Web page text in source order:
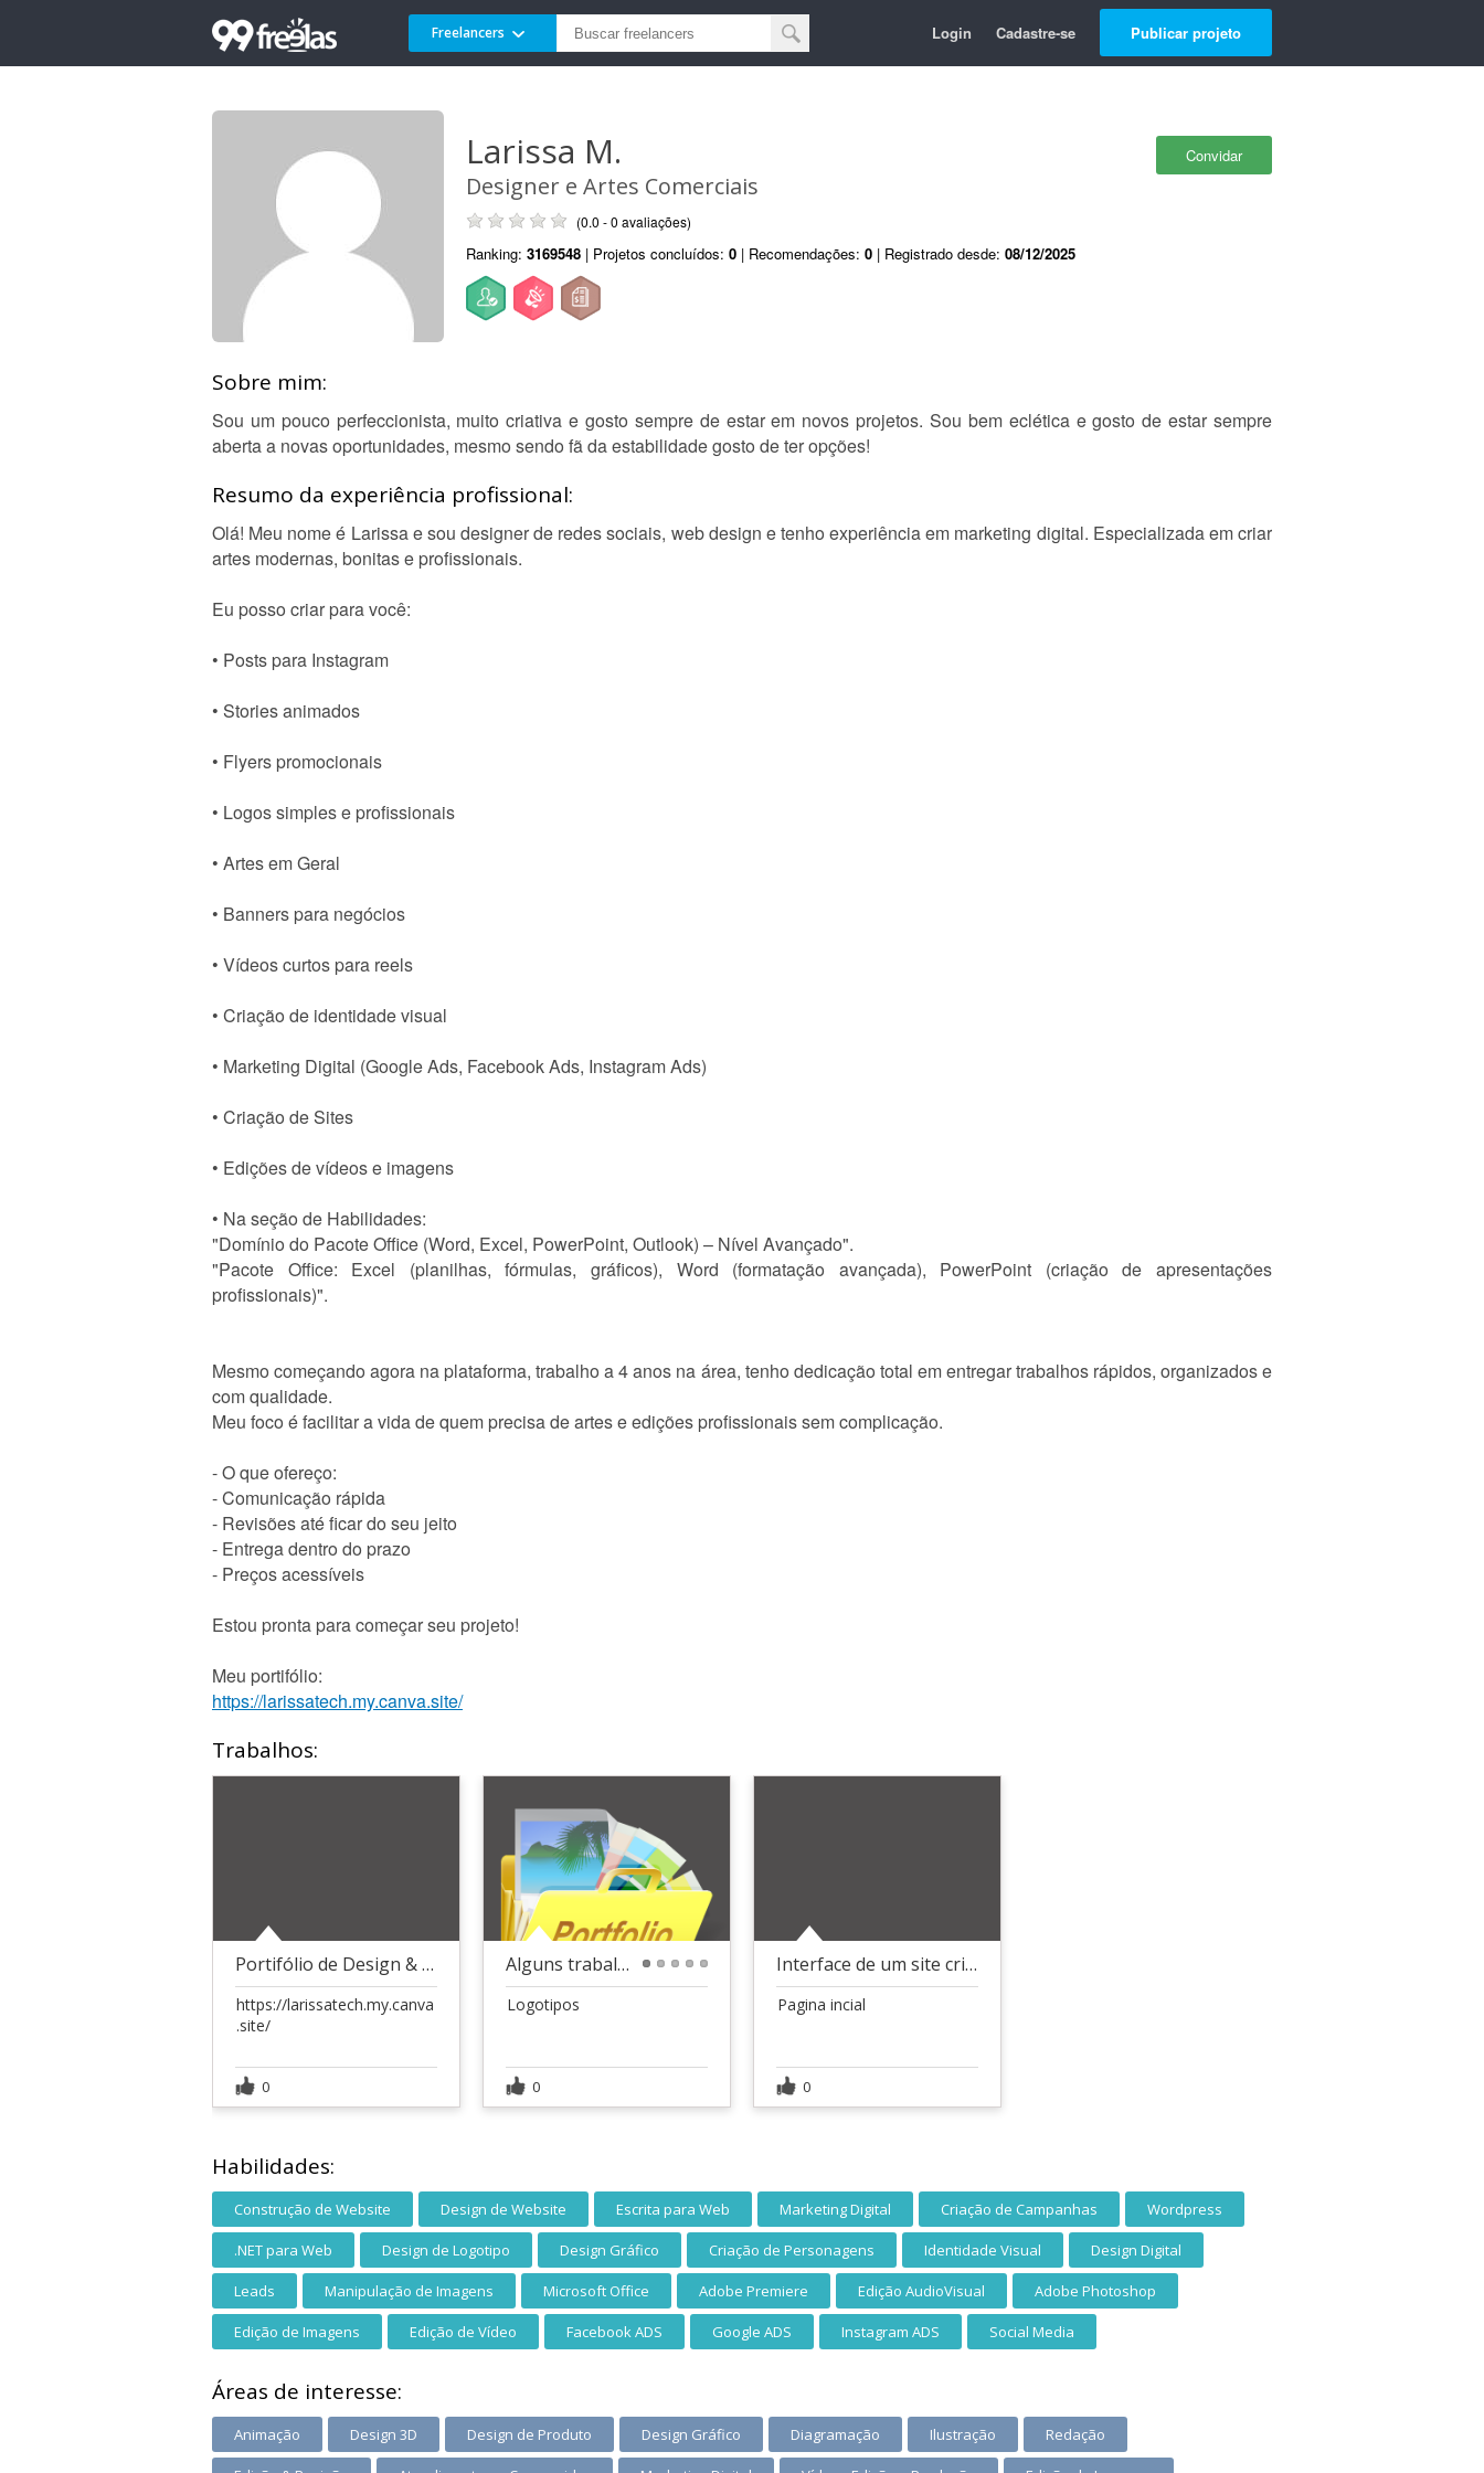
Freelancers Login Cadastre-se Publicar projeto
Convidar
Larissa M.
Designer e Artes Comerciais
(0.0 - 0 avaliações)
Ranking: 3169548 | Projetos concluídos: 0 | Recomendações: 0 | Registrado desde: 08/12/2025
Sobre mim:
Sou um pouco perfeccionista, muito criativa e gosto sempre de estar em novos projetos. Sou bem eclética e gosto de estar sempre
aberta a novas oportunidades, mesmo sendo fã da estabilidade gosto de ter opções!
Resumo da experiência profissional:
Olá! Meu nome é Larissa e sou designer de redes sociais, web design e tenho experiência em marketing digital. Especializada em criar
artes modernas, bonitas e profissionais.
Eu posso criar para você:
• Posts para Instagram
• Stories animados
• Flyers promocionais
• Logos simples e profissionais
• Artes em Geral
• Banners para negócios
• Vídeos curtos para reels
• Criação de identidade visual
• Marketing Digital (Google Ads, Facebook Ads, Instagram Ads)
• Criação de Sites
• Edições de vídeos e imagens
• Na seção de Habilidades:
"Domínio do Pacote Office (Word, Excel, PowerPoint, Outlook) – Nível Avançado".
"Pacote Office: Excel (planilhas, fórmulas, gráficos), Word (formatação avançada), PowerPoint (criação de apresentações
profissionais)".
Mesmo começando agora na plataforma, trabalho a 4 anos na área, tenho dedicação total em entregar trabalhos rápidos, organizados e
com qualidade.
Meu foco é facilitar a vida de quem precisa de artes e edições profissionais sem complicação.
- O que ofereço:
- Comunicação rápida
- Revisões até ficar do seu jeito
- Entrega dentro do prazo
- Preços acessíveis
Estou pronta para começar seu projeto!
Meu portifólio:
https://larissatech.my.canva.site/
Trabalhos:
Portifólio de Design & Artes Comerciais
https://larissatech.my.canva
.site/
0
Alguns trabalahos
Logotipos
0
Interface de um site criado comigo
Pagina incial
0
Habilidades:
Construção de Website Design de Website Escrita para Web Marketing Digital Criação de Campanhas Wordpress
.NET para Web Design de Logotipo Design Gráfico Criação de Personagens Identidade Visual Design Digital
Leads Manipulação de Imagens Microsoft Office Adobe Premiere Edição AudioVisual Adobe Photoshop
Edição de Imagens Edição de Vídeo Facebook ADS Google ADS Instagram ADS Social Media
Áreas de interesse:
Animação Design 3D Design de Produto Design Gráfico Diagramação Ilustração Redação